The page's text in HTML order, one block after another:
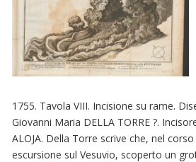
1755. Tavola VIII. Incisione su rame.
Giovanni Maria DELLA TORRE ?.
ALOJA. Della Torre scrive che, nel
escursione sul Vesuvio, scoperto un